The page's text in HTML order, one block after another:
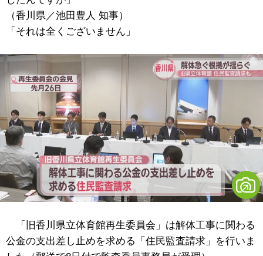
（香川県／池田豊人 知事）
「それは全くございません」
「旧香川県立体育館再生委員会」は解体工事に関わる
公金の支出差し止めを求める「住民監査請求」を行いま